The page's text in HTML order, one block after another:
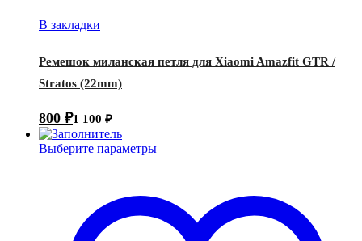
В закладки
Ремешок миланская петля для Xiaomi Amazfit GTR /
Stratos (22mm)
800 ₽1 100₽
Выберите параметры